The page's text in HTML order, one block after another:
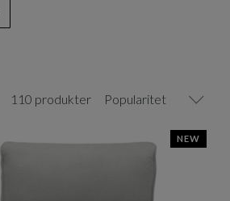
110 produkter Popularitet
NEW